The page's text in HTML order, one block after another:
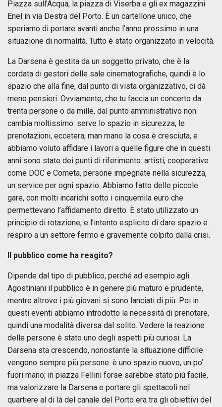
Piazza sull’Acqua; la piazza di Viserba e gli ex magazzini
Enel in via Destra del Porto. È un cartellone unico, che
speriamo di portare avanti anche l’anno prossimo in una
situazione di normalità. Tutto è stato organizzato in velocità.
La Darsena è gestita da un soggetto privato, che è la
cordata di gestori delle sale cinematografiche, quindi è lo
spazio che alla fine, dal punto di vista organizzativo, ci dà
meno pensieri. Ovviamente, che tu faccia un concerto da
trenta persone o da mille, dal punto amministrativo non
cambia moltissimo: serve lo spazio in sicurezza, le
prenotazioni, eccetera; man mano la cosa è cresciuta, e
abbiamo voluto affidare i lavori a quelle figure che in questi
anni sono state dei punti di riferimento: artisti, cooperative
come DOC e Cometa, persone impegnate nella sicurezza,
un service per ogni spazio. Abbiamo fatto delle piccole
gare, con molti incarichi sotto i cinquemila euro che
permettevano l’affidamento diretto. È stato utilizzato un
principio di rotazione, e l’intento esplicito di dare spazio e
respiro a un settore fermo e gravemente colpito dalla crisi.
Il pubblico come ha reagito?
Dipende dal tipo di pubblico, perché ad esempio agli
Agostiniani il pubblico è in genere più maturo e prudente,
mentre altrove i più giovani si sono lanciati di più. Poi in
questi eventi abbiamo introdotto la necessità di prenotare,
quindi una modalità diversa dal solito. Vedere la reazione
delle persone è stato uno degli aspetti più curiosi. La
Darsena sta crescendo, nonostante la situazione difficile
vengono sempre più persone: è uno spazio nuovo, un po’
fuori mano; in piazza Fellini forse sarebbe stato più facile,
ma valorizzare la Darsena e portare gli spettacoli nel
quartiere al di là del canale del Porto era tra gli obiettivi del